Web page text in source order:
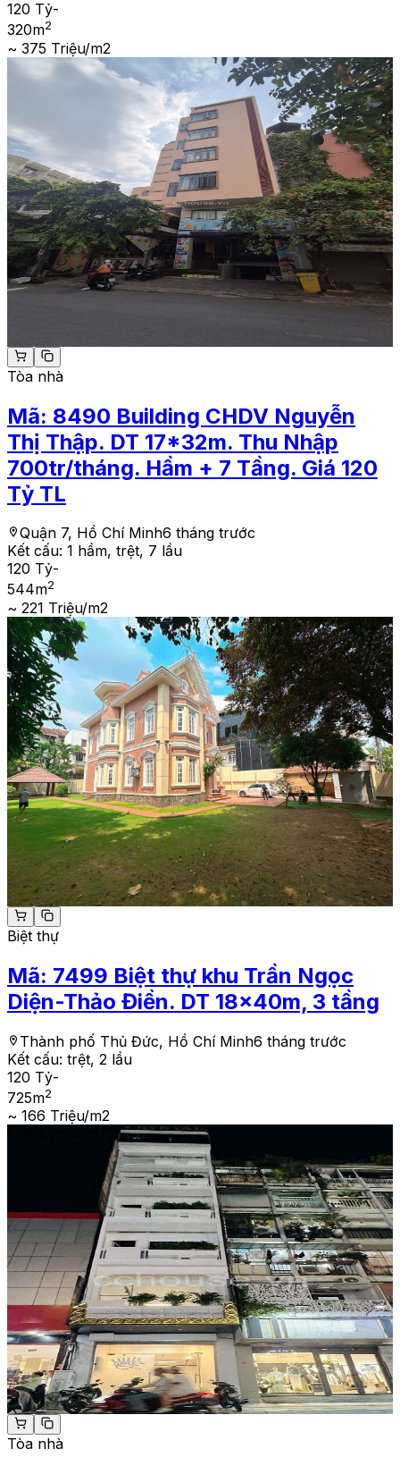
120 Tỷ-
320m2
~ 375 Triệu/m2
Tòa nhà
Mã: 8490 Building CHDV Nguyễn
Thị Thập. DT 17*32m. Thu Nhập
700tr/tháng. Hầm + 7 Tầng. Giá 120
Tỷ TL
Quận 7, Hồ Chí Minh6 tháng trước
Kết cấu: 1 hầm, trệt, 7 lầu
120 Tỷ-
544m2
~ 221 Triệu/m2
Biệt thự
Mã: 7499 Biệt thự khu Trần Ngọc
Diện-Thảo Điền. DT 18x40m, 3 tầng
Thành phố Thủ Đức, Hồ Chí Minh6 tháng trước
Kết cấu: trệt, 2 lầu
120 Tỷ-
725m2
~ 166 Triệu/m2
Tòa nhà